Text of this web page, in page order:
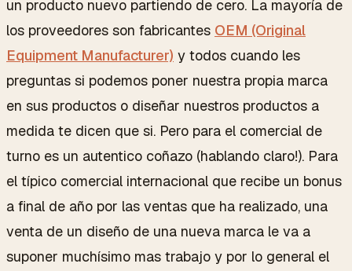
un producto nuevo partiendo de cero. La mayoría de
los proveedores son fabricantes OEM (Original
Equipment Manufacturer) y todos cuando les
preguntas si podemos poner nuestra propia marca
en sus productos o diseñar nuestros productos a
medida te dicen que si. Pero para el comercial de
turno es un autentico coñazo (hablando claro!). Para
el típico comercial internacional que recibe un bonus
a final de año por las ventas que ha realizado, una
venta de un diseño de una nueva marca le va a
suponer muchísimo mas trabajo y por lo general el